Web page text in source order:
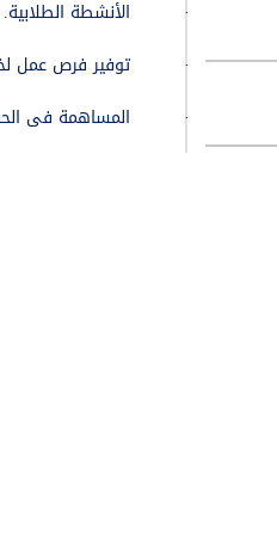
·
الأنشطة الطلابية.
·
توفير فرص عمل
·
المساهمة فى